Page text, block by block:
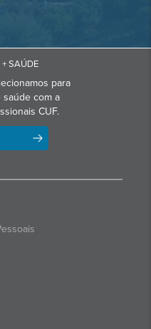
+ SAÚDE
para
com a
CUF.